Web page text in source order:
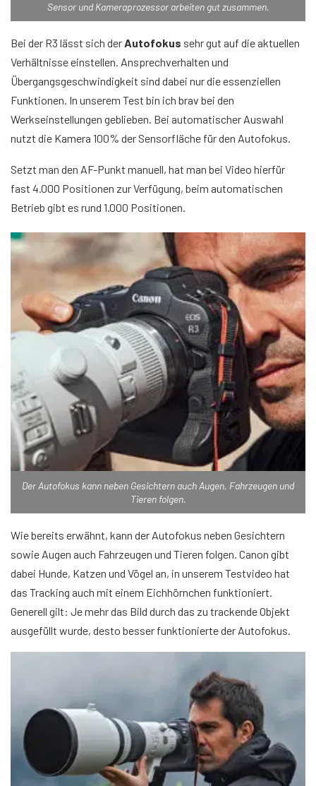
Sensor und Kameraprozessor arbeiten gut zusammen.
Bei der R3 lässt sich derAutofokus sehr gut auf die aktuellen
Verhältnisse einstellen. Ansprechverhalten und
Übergangsgeschwindigkeit sind dabei nur die essenziellen
Funktionen. In unserem Test bin ich brav bei den
Werkseinstellungen geblieben. Bei automatischer Auswahl
nutzt die Kamera 100% der Sensorfläche für den Autofokus.
Setzt man den AF-Punkt manuell, hat man bei Video hierfür
fast 4.000 Positionen zur Verfügung, beim automatischen
Betrieb gibt es rund 1.000 Positionen.
Der Autofokus kann neben Gesichtern auch Augen, Fahrzeugen und
Tieren folgen.
Wie bereits erwähnt, kann der Autofokus neben Gesichtern
sowie Augen auch Fahrzeugen und Tieren folgen. Canon gibt
dabei Hunde, Katzen und Vögel an, in unserem Testvideo hat
das Tracking auch mit einem Eichhörnchen funktioniert.
Generell gilt: Je mehr das Bild durch das zu trackende Objekt
ausgefüllt wurde, desto besser funktionierte der Autofokus.